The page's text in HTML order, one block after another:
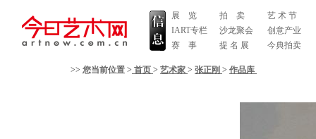
展 览
IART专栏
赛 事
拍 卖
沙龙聚会
提 名 展
艺 术 节
创意产业
今典拍卖
>> 您当前位置 > 首页 > 艺术家 > 张正刚 > 作品库